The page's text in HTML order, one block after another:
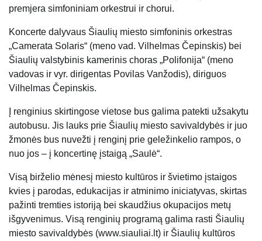
premjera simfoniniam orkestrui ir chorui.
Koncerte dalyvaus Šiaulių miesto simfoninis orkestras
„Camerata Solaris“ (meno vad. Vilhelmas Čepinskis) bei
Šiaulių valstybinis kamerinis choras „Polifonija“ (meno
vadovas ir vyr. dirigentas Povilas Vanžodis), diriguos
Vilhelmas Čepinskis.
Į renginius skirtingose vietose bus galima patekti užsakytu
autobusu. Jis lauks prie Šiaulių miesto savivaldybės ir juo
žmonės bus nuvežti į renginį prie geležinkelio rampos, o
nuo jos – į koncertinę įstaigą „Saulė“.
Visą birželio mėnesį miesto kultūros ir švietimo įstaigos
kvies į parodas, edukacijas ir atminimo iniciatyvas, skirtas
pažinti tremties istoriją bei skaudžius okupacijos metų
išgyvenimus. Visą renginių programą galima rasti Šiaulių
miesto savivaldybės (www.siauliai.lt) ir Šiaulių kultūros